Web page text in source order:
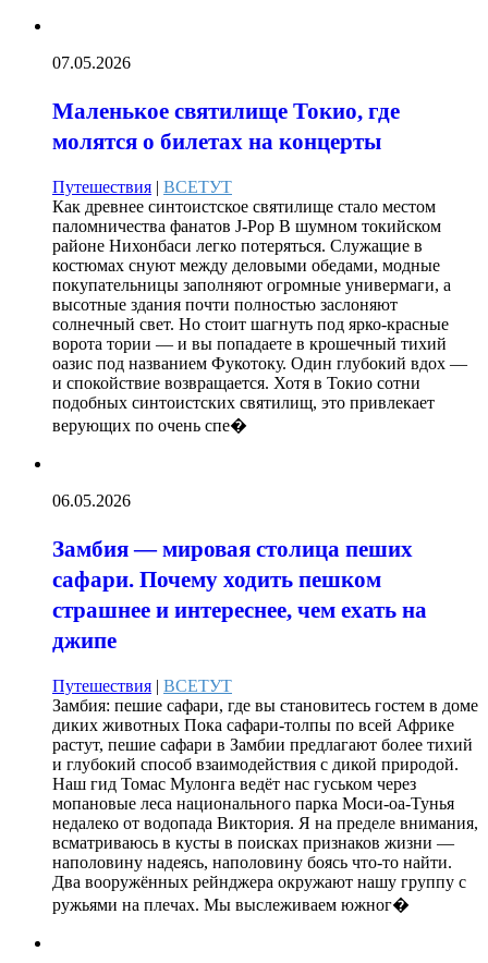
07.05.2026
Маленькое святилище Токио, где
молятся о билетах на концерты
Путешествия | ВСЕТУТ
Как древнее синтоистское святилище стало местом
паломничества фанатов J-Pop В шумном токийском
районе Нихонбаси легко потеряться. Служащие в
костюмах снуют между деловыми обедами, модные
покупательницы заполняют огромные универмаги, а
высотные здания почти полностью заслоняют
солнечный свет. Но стоит шагнуть под ярко-красные
ворота тории — и вы попадаете в крошечный тихий
оазис под названием Фукотоку. Один глубокий вдох —
и спокойствие возвращается. Хотя в Токио сотни
подобных синтоистских святилищ, это привлекает
верующих по очень спе�
06.05.2026
Замбия — мировая столица пеших
сафари. Почему ходить пешком
страшнее и интереснее, чем ехать на
джипе
Путешествия | ВСЕТУТ
Замбия: пешие сафари, где вы становитесь гостем в доме
диких животных Пока сафари-толпы по всей Африке
растут, пешие сафари в Замбии предлагают более тихий
и глубокий способ взаимодействия с дикой природой.
Наш гид Томас Мулонга ведёт нас гуськом через
мопановые леса национального парка Моси-оа-Тунья
недалеко от водопада Виктория. Я на пределе внимания,
всматриваюсь в кусты в поисках признаков жизни —
наполовину надеясь, наполовину боясь что-то найти.
Два вооружённых рейнджера окружают нашу группу с
ружьями на плечах. Мы выслеживаем южног�